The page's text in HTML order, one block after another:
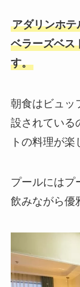
アダリンホ
ベラーズベス
す。
朝食はビュッ
設されている
トの料理が楽
プールにはプ
飲みながら優